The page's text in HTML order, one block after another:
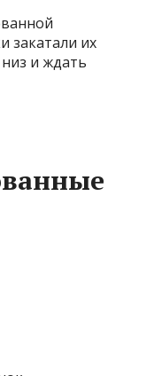
закатали их
и ждать